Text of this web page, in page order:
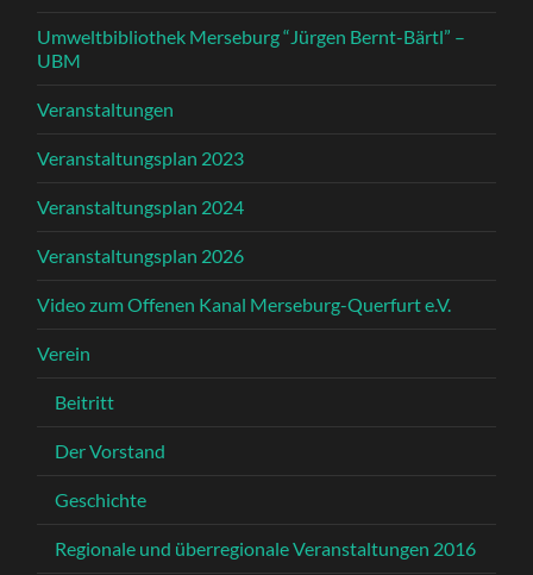
Umweltbibliothek Merseburg “Jürgen Bernt-Bärtl” –
UBM
Veranstaltungen
Veranstaltungsplan 2023
Veranstaltungsplan 2024
Veranstaltungsplan 2026
Video zum Offenen Kanal Merseburg-Querfurt e.V.
Verein
Beitritt
Der Vorstand
Geschichte
Regionale und überregionale Veranstaltungen 2016